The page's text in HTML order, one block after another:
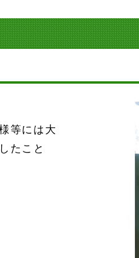
等には大
たこと